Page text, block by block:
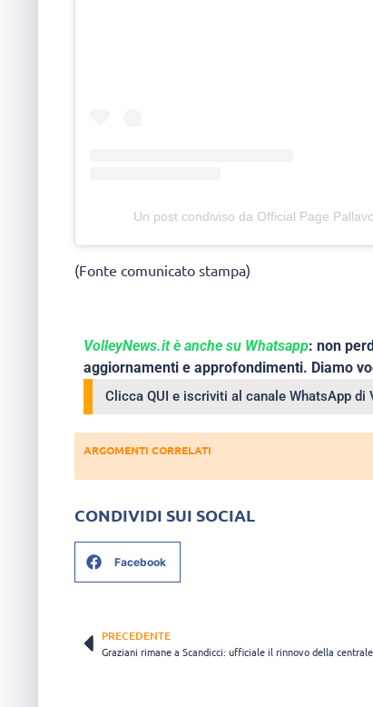
Un post condiviso da Official Page
(Fonte comunicato stampa)
VolleyNews.it è anche su Whatsapp: non
aggiornamenti e approfondimenti. Diamo
Clicca QUI e iscriviti al canale WhatsApp di
ARGOMENTI CORRELATI
CONDIVIDI SUI SOCIAL
Facebook
PRECEDENTE